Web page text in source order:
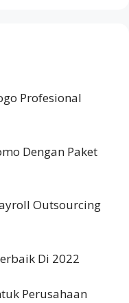
Profesional
Dengan Paket
Outsourcing
Di 2022
Perusahaan